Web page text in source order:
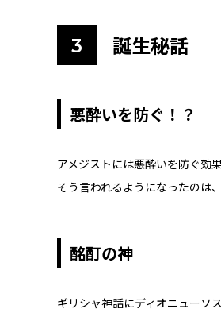
誕生秘話
悪酔いを防ぐ！？
アメジストには悪酔いを防ぐ効
そう言われるようになったのは
酩酊の神
ギリシャ神話にディオニューソ